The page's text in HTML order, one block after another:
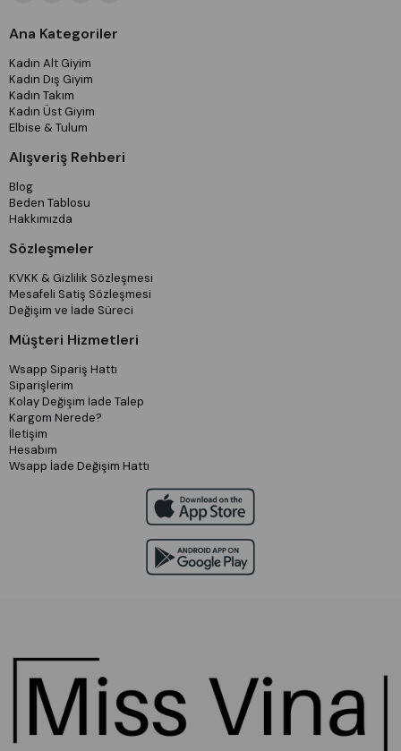
Ana Kategoriler
Kadın Alt Giyim
Kadın Dış Giyim
Kadın Takım
Kadın Üst Giyim
Elbise & Tulum
Alışveriş Rehberi
Blog
Beden Tablosu
Hakkımızda
Sözleşmeler
KVKK & Gizlilik Sözleşmesi
Mesafeli Satiş Sözleşmesi
Değişim ve İade Süreci
Müşteri Hizmetleri
Wsapp Sipariş Hattı
Siparişlerim
Kolay Değişim İade Talep
Kargom Nerede?
İletişim
Hesabım
Wsapp İade Değişim Hattı